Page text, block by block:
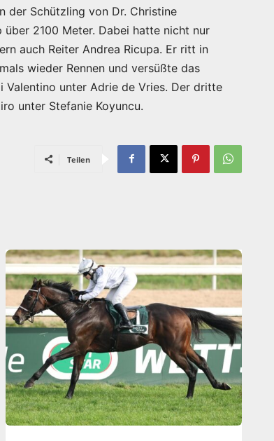
der Schützling von Dr. Christine
über 2100 Meter. Dabei hatte nicht nur
auch Reiter Andrea Ricupa. Er ritt in
wieder Rennen und versüßte das
unter Adrie de Vries. Der dritte
unter Stefanie Koyuncu.
Teilen